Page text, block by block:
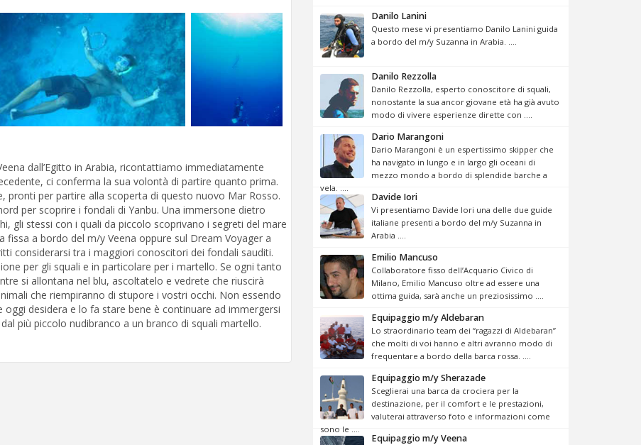
dall’Egitto in Arabia, ricontattiamo immediatamente
ci conferma la sua volontà di partire quanto prima.
pronti per partire alla scoperta di questo nuovo Mar Rosso.
per scoprire i fondali di Yanbu. Una immersone dietro
gli stessi con i quali da piccolo scoprivano i segreti del mare
fissa a bordo del m/y Veena oppure sul Dream Voyager a
considerarsi tra i maggiori conoscitori dei fondali sauditi.
per gli squali e in particolare per i martello. Se ogni tanto
si allontana nel blu, ascoltatelo e vedrete che riuscirà
che riempiranno di stupore i vostri occhi. Non essendo
desidera e lo fa stare bene è continuare ad immergersi
più piccolo nudibranco a un branco di squali martello.
Danilo Lanini
Questo mese vi presentiamo Danilo Lanini guida
a bordo del m/y Suzanna in Arabia. ....
Danilo Rezzolla
Danilo Rezzolla, esperto conoscitore di squali,
nonostante la sua ancor giovane età ha già avuto
modo di vivere esperienze dirette con ....
Dario Marangoni
Dario Marangoni è un espertissimo skipper che
ha navigato in lungo e in largo gli oceani di
mezzo mondo a bordo di splendide barche a
vela. ....
Davide Iori
Vi presentiamo Davide Iori una delle due guide
italiane presenti a bordo del m/y Suzanna in
Arabia ....
Emilio Mancuso
Collaboratore fisso dell’Acquario Civico di
Milano, Emilio Mancuso oltre ad essere una
ottima guida, sarà anche un preziosissimo ....
Equipaggio m/y Aldebaran
Lo straordinario team dei “ragazzi di Aldebaran”
che molti di voi hanno e altri avranno modo di
frequentare a bordo della barca rossa. ....
Equipaggio m/y Sherazade
Sceglierai una barca da crociera per la
destinazione, per il comfort e le prestazioni,
valuterai attraverso foto e informazioni come
sono le ....
Equipaggio m/y Veena